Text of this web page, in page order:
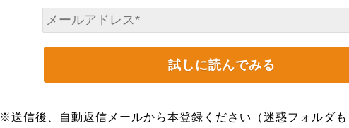
※送信後、自動返信メールから本登録ください（迷惑フォルダも